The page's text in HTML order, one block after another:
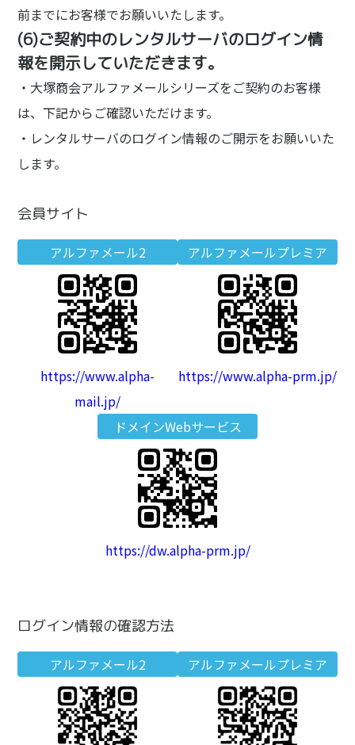
前までにお客様でお願いいたします。
(6)ご契約中のレンタルサーバのログイン情
報を開示していただきます。
・大塚商会アルファメールシリーズをご契約のお客様
は、下記からご確認いただけます。
・レンタルサーバのログイン情報のご開示をお願いいた
します。
会員サイト
アルファメール2
https://www.alpha-
mail.jp/
アルファメールプレミア
https://www.alpha-prm.jp/
ドメインWebサービス
https://dw.alpha-prm.jp/
ログイン情報の確認方法
アルファメール2 アルファメールプレミア